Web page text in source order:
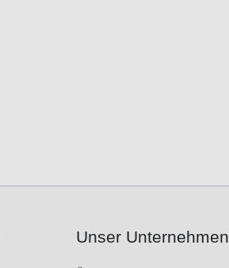
Unser Unternehmen